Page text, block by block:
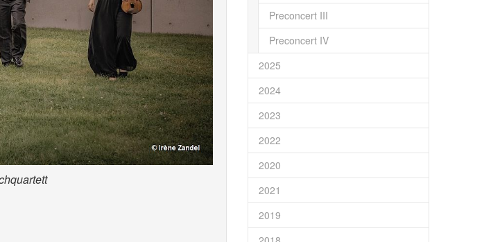
Preconcert III
Preconcert IV
2025
2024
2023
2022
2020
2021
2019